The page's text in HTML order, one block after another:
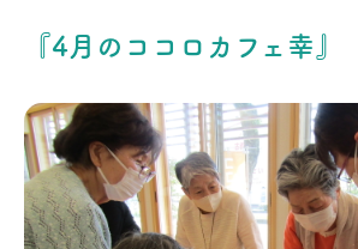
『4月のココロカフェ幸』